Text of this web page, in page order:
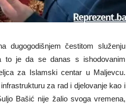
dugogodišnjem čestitom služenju
to je da se danas s ishodovanim
za Islamski centar u Maljevcu.
za rad i djelovanje kao i
Bašić nije žalio svoga vremena,